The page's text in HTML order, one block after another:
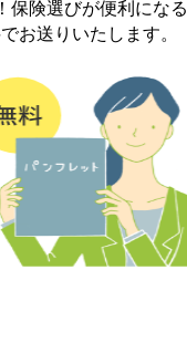
保険選びが便利になる
お送りいたします。